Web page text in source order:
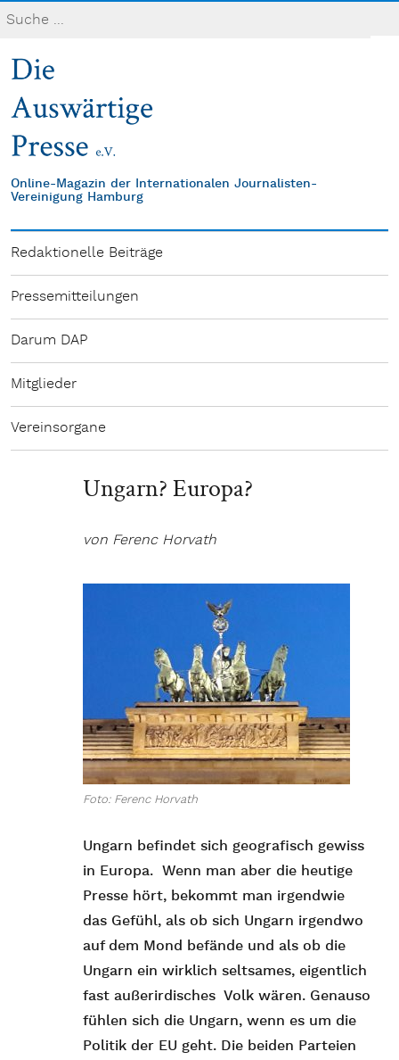
Online-Magazin der Internationalen Journalisten-
Vereinigung Hamburg
Redaktionelle Beiträge
Pressemitteilungen
Darum DAP
Mitglieder
Vereinsorgane
Ungarn? Europa?
von Ferenc Horvath
Foto: Ferenc Horvath
Ungarn befindet sich geografisch gewiss
in Europa. Wenn man aber die heutige
Presse hört, bekommt man irgendwie
das Gefühl, als ob sich Ungarn irgendwo
auf dem Mond befände und als ob die
Ungarn ein wirklich seltsames, eigentlich
fast außerirdisches Volk wären. Genauso
fühlen sich die Ungarn, wenn es um die
Politik der EU geht. Die beiden Parteien